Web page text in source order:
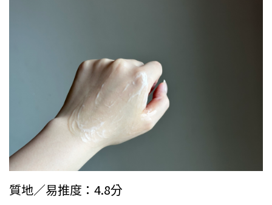
質地／易推度：4.8分